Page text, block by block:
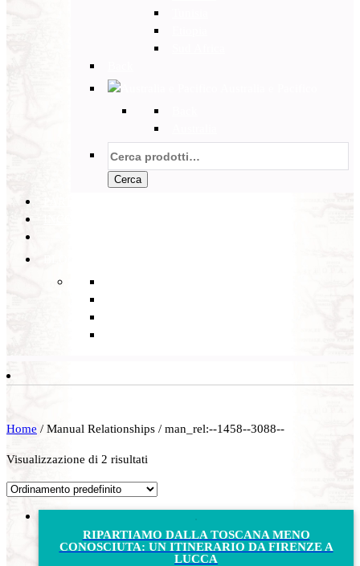
Cerca:
Cerca
Home / Manual Relationships / man_rel:--1458--3088--
Visualizzazione di 2 risultati
RIPARTIAMO DALLA TOSCANA MENO
CONOSCIUTA: UN ITINERARIO DA FIRENZE A
LUCCA